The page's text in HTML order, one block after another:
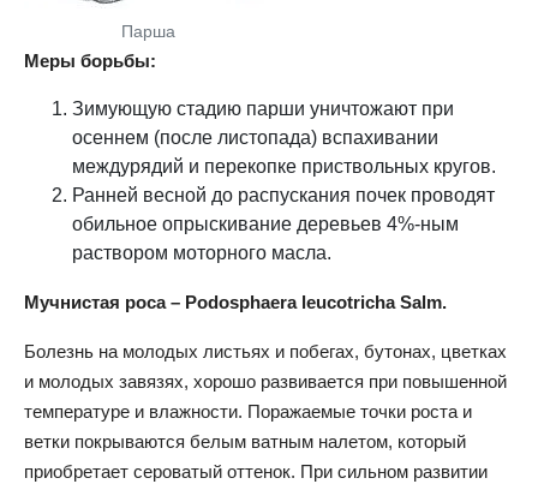
Парша
Меры борьбы:
Зимующую стадию парши уничтожают при
осеннем (после листопада) вспахивании
междурядий и перекопке приствольных кругов.
Ранней весной до распускания почек проводят
обильное опрыскивание деревьев 4%-ным
раствором моторного масла.
Мучнистая роса – Podosphaera leucotricha Salm.
Болезнь на молодых листьях и побегах, бутонах, цветках
и молодых завязях, хорошо развивается при повышенной
температуре и влажности. Поражаемые точки роста и
ветки покрываются белым ватным налетом, который
приобретает сероватый оттенок. При сильном развитии